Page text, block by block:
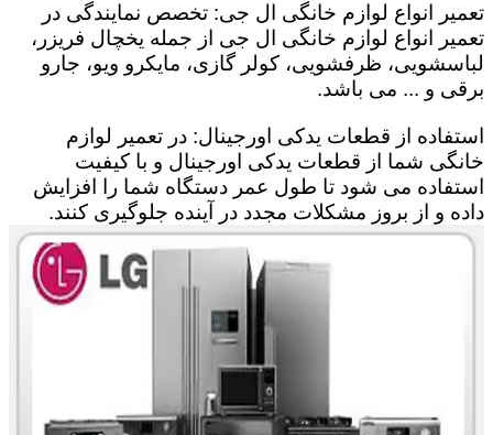
تعمیر انواع لوازم خانگی ال جی: تخصص نمایندگی در
تعمیر انواع لوازم خانگی ال جی از جمله یخچال فریزر،
لباسشویی، ظرفشویی، کولر گازی، مایکرو ویو، جارو
برقی و ... می باشد.
استفاده از قطعات یدکی اورجینال: در تعمیر لوازم
خانگی شما از قطعات یدکی اورجینال و با کیفیت
استفاده می شود تا طول عمر دستگاه شما را افزایش
داده و از بروز مشکلات مجدد در آینده جلوگیری کنند.